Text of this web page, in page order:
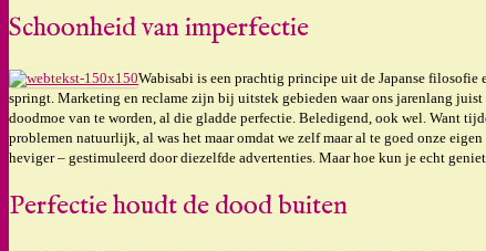
Schoonheid van imperfectie
Wabisabi is een prachtig principe uit de Japanse
springt. Marketing en reclame zijn bij uitstek gebieden waar ons jarenlang juist
doodmoe van te worden, al die gladde perfectie. Beledigend, ook wel. Want
problemen natuurlijk, al was het maar omdat we zelf maar al te goed onze
heviger – gestimuleerd door diezelfde advertenties. Maar hoe kun je echt
Perfectie houdt de dood buiten